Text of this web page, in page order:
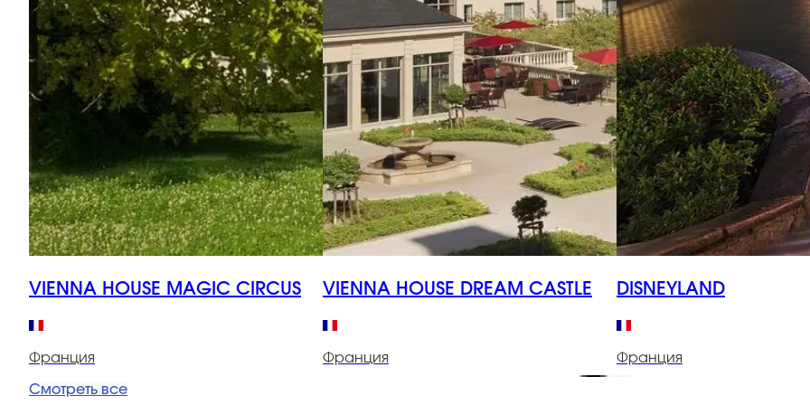
VIENNA HOUSE MAGIC CIRCUS
Франция
VIENNA HOUSE DREAM CASTLE
Франция
DISNEYLAND
Франция
Смотреть все